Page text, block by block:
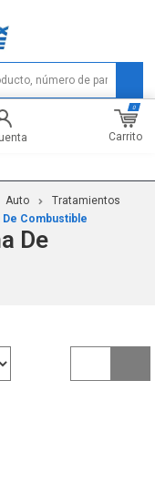
Carrito
0
Auto
Tratamientos
De Combustible
De